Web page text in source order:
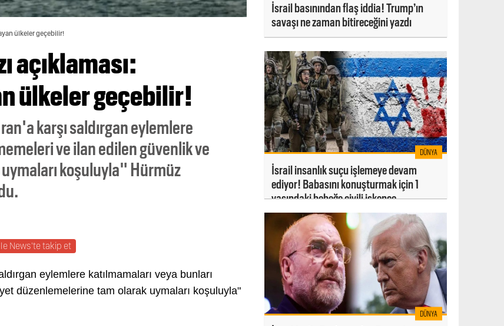
ülkeler geçebilir!
açıklaması:
ülkeler geçebilir!
karşı saldırgan eylemlere
ve ilan edilen güvenlik ve
koşuluyla" Hürmüz
News'te takip et
eylemlere katılmamaları veya bunları
düzenlemelerine tam olarak uymaları koşuluyla"
İsrail basınından flaş iddia! Trump’ın
savaşı ne zaman bitireceğini yazdı
DÜNYA
İsrail insanlık suçu işlemeye devam
ediyor! Babasını konuşturmak için 1
yaşındaki bebeğe çivili işkence
DÜNYA